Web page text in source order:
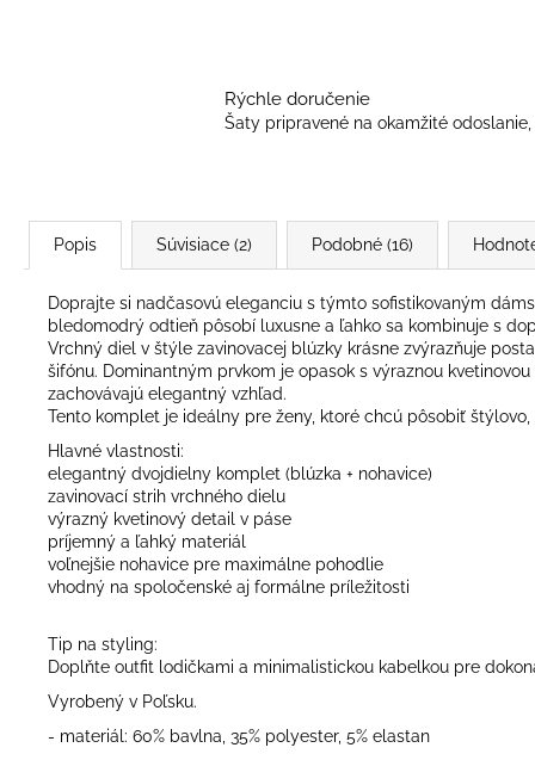
Rýchle doručenie
Šaty pripravené na okamžité
Popis Súvisiace (2) Podobné (16)
Doprajte si nadčasovú eleganciu s týmto sofistikovaným
bledomodrý odtieň pôsobí luxusne a ľahko sa kombinuje s
Vrchný diel v štýle zavinovacej blúzky krásne zvýrazňuje
šifónu. Dominantným prvkom je opasok s výraznou
zachovávajú elegantný vzhľad.
Tento komplet je ideálny pre ženy, ktoré chcú pôsobiť
Hlavné vlastnosti:
elegantný dvojdielny komplet (blúzka + nohavice)
zavinovací strih vrchného dielu
výrazný kvetinový detail v páse
príjemný a ľahký materiál
voľnejšie nohavice pre maximálne pohodlie
vhodný na spoločenské aj formálne príležitosti
Tip na styling:
Doplňte outfit lodičkami a minimalistickou kabelkou pre
Vyrobený v Poľsku.
- materiál: 60% bavlna, 35% polyester, 5% elastan